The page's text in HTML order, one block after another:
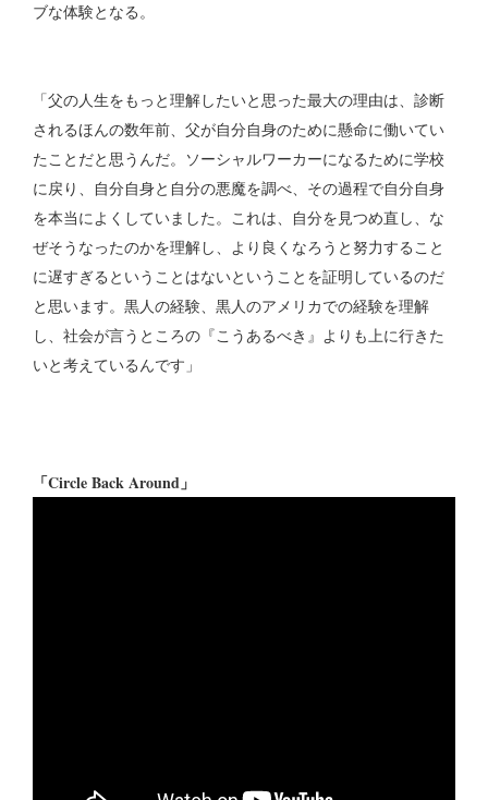
ブな体験となる。
「父の人生をもっと理解したいと思った最大の理由は、診断
されるほんの数年前、父が自分自身のために懸命に働いてい
たことだと思うんだ。ソーシャルワーカーになるために学校
に戻り、自分自身と自分の悪魔を調べ、その過程で自分自身
を本当によくしていました。これは、自分を見つめ直し、な
ぜそうなったのかを理解し、より良くなろうと努力すること
に遅すぎるということはないということを証明しているのだ
と思います。黒人の経験、黒人のアメリカでの経験を理解
し、社会が言うところの『こうあるべき』よりも上に行きた
いと考えているんです」
「Circle Back Around」